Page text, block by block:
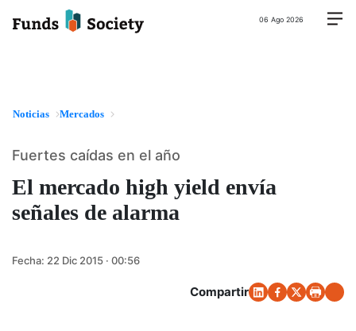
06 Ago 2026
Noticias Mercados
El mercado high yield envía
señales de alarma
Fuertes caídas en el año
Fecha: 22 Dic 2015 · 00:56
Compartir